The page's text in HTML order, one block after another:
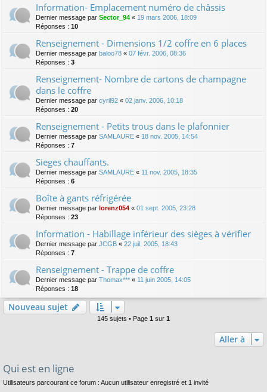
Information- Emplacement numéro de châssis
Dernier message par Sector_94 « 19 mars 2006, 18:09
Réponses : 10
Renseignement - Dimensions 1/2 coffre en 6 places
Dernier message par baloo78 « 07 févr. 2006, 08:36
Réponses : 3
Renseignement- Nombre de cartons de champagne
dans le coffre
Dernier message par cyril92 « 02 janv. 2006, 10:18
Réponses : 20
Renseignement - Petits trous dans le plafonnier
Dernier message par SAMLAURE « 18 nov. 2005, 14:54
Réponses : 7
Sieges chauffants.
Dernier message par SAMLAURE « 11 nov. 2005, 18:35
Réponses : 6
Boîte à gants réfrigérée
Dernier message par lorenz054 « 01 sept. 2005, 23:28
Réponses : 23
Information - Habillage inférieur des sièges à vérifier
Dernier message par JCGB « 22 juil. 2005, 18:43
Réponses : 7
Renseignement - Trappe de coffre
Dernier message par Thomax*** « 11 juin 2005, 14:05
Réponses : 18
Nouveau sujet
145 sujets • Page 1 sur 1
Aller à
Qui est en ligne
Utilisateurs parcourant ce forum : Aucun utilisateur enregistré et 1 invité